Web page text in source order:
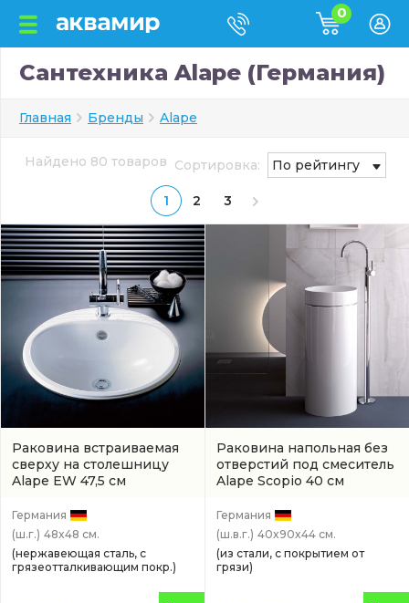
0
Сантехника Alape (Германия)
Главная Бренды Alape
Найдено 80 товаров
1 2 3
Сортировка: По рейтингу
Раковина встраиваемая
сверху на столешницу
Alape EW 47,5 см
Германия
(ш.г.) 48x48 см.
(нержавеющая сталь, с
грязеотталкивающим покр.)
Раковина напольная без
отверстий под смеситель
Alape Scopio 40 см
Германия
(ш.в.г.) 40x90x44 см.
(из стали, с покрытием от
грязи)